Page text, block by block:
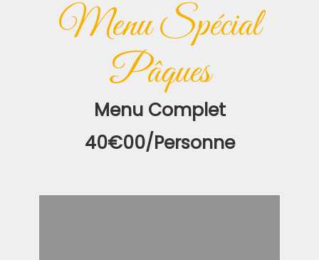
Menu Spécial
Pâques
Menu Complet
40€00/personne